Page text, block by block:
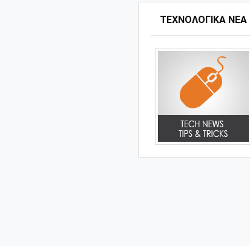
ΤΕΧΝΟΛΟΓΙΚΑ ΝΕΑ